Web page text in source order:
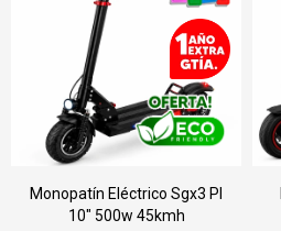
Monopatín Eléctrico Sgx3 Pl
10" 500w 45kmh